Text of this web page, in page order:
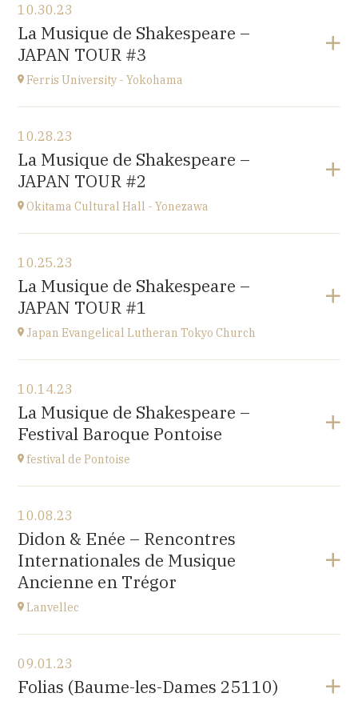
Conservatoire d'Amiens
3 rue Desprez 80000 AMIENS
at15H
10.30.23
La Musique de Shakespeare –
JAPAN TOUR #3
Ferris University - Yokohama
Ferris University - Yokohama
JAPAN
at15H
10.28.23
La Musique de Shakespeare –
JAPAN TOUR #2
Okitama Cultural Hall - Yonezawa
Okitama Cultural Hall - Yonezawa
JAPAN
at15H
10.25.23
La Musique de Shakespeare –
JAPAN TOUR #1
Japan Evangelical Lutheran Tokyo Church
Japan Evangelical Lutheran Tokyo Church
1-14-14 OKUBO SHINJUKU TOKYO, JAPAN
at14H
10.14.23
La Musique de Shakespeare –
Festival Baroque Pontoise
festival de Pontoise
église St Aubin, Ennery (95300)
place Robert Schumann
at18H00
Go to site
10.08.23
Didon & Enée – Rencontres
Internationales de Musique
Ancienne en Trégor
Lanvellec
Lanvellec
at15H
09.01.23
Folias (Baume-les-Dames 25110)